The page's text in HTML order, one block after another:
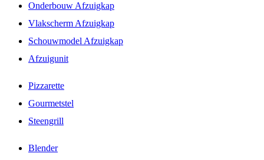
Onderbouw Afzuigkap
Vlakscherm Afzuigkap
Schouwmodel Afzuigkap
Afzuigunit
Pizzarette
Gourmetstel
Steengrill
Blender